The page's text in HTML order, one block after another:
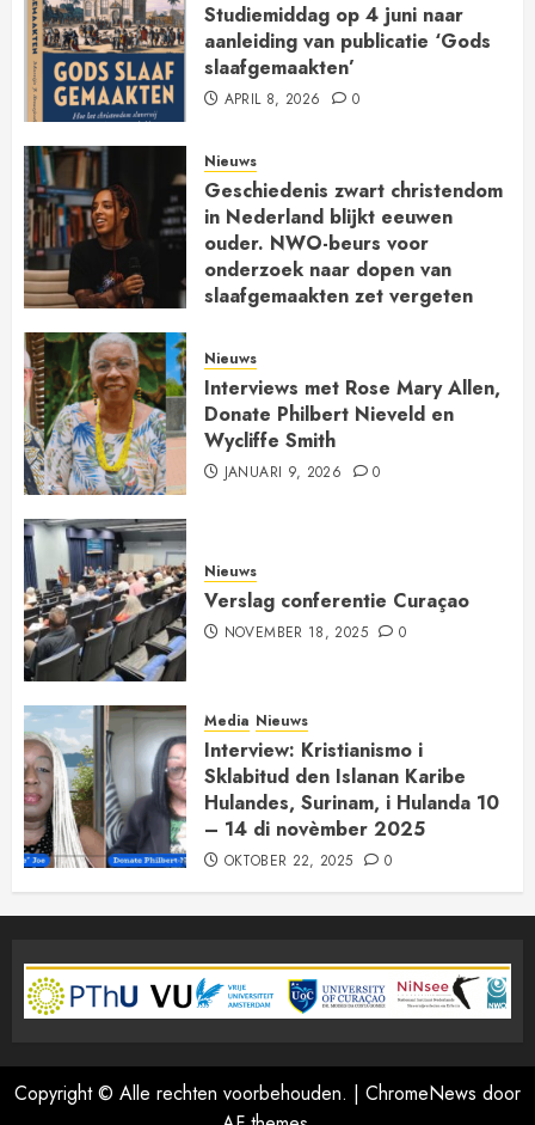
Studiemiddag op 4 juni naar
aanleiding van publicatie ‘Gods
slaafgemaakten’
APRIL 8, 2026 0
Nieuws
Geschiedenis zwart christendom
in Nederland blijkt eeuwen
ouder. NWO-beurs voor
onderzoek naar dopen van
slaafgemaakten zet vergeten
JANUARI 30, 2026
Nieuws
Interviews met Rose Mary Allen,
Donate Philbert Nieveld en
Wycliffe Smith
JANUARI 9, 2026 0
Nieuws
Verslag conferentie Curaçao
NOVEMBER 18, 2025 0
Media Nieuws
Interview: Kristianismo i
Sklabitud den Islanan Karibe
Hulandes, Surinam, i Hulanda 10
– 14 di novèmber 2025
OKTOBER 22, 2025 0
Copyright © Alle rechten voorbehouden. | ChromeNews door